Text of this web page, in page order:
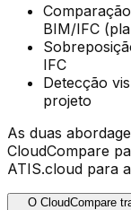
BIM/IFC
IFC
Detecção
projeto
As duas
CloudCompare
ATIS.cloud para
O CloudCompare